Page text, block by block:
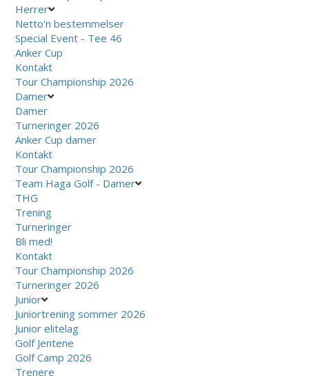
Herrer
Netto'n bestemmelser
Special Event - Tee 46
Anker Cup
Kontakt
Tour Championship 2026
Damer
Damer
Turneringer 2026
Anker Cup damer
Kontakt
Tour Championship 2026
Team Haga Golf - Damer
THG
Trening
Turneringer
Bli med!
Kontakt
Tour Championship 2026
Turneringer 2026
Junior
Juniortrening sommer 2026
Junior elitelag
Golf Jentene
Golf Camp 2026
Trenere